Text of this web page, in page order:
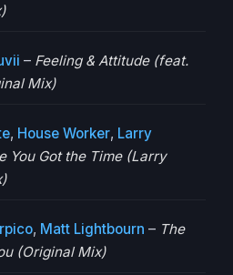
– Feeling & Attitude (feat.
Mix)
, House Worker, Larry
You Got the Time (Larry
, Matt Lightbourn – The
(Original Mix)